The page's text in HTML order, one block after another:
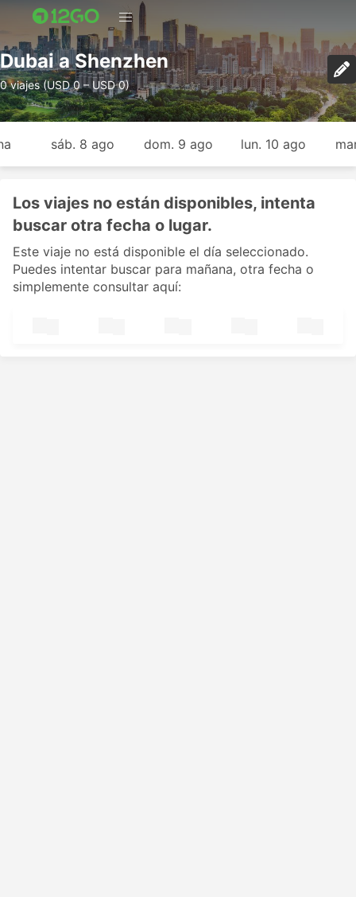
Dubai a Shenzhen
0 viajes (USD 0 – USD 0)
sáb. 8 ago dom. 9 ago lun. 10 ago
Los viajes no están disponibles, intenta
buscar otra fecha o lugar.
Este viaje no está disponible el día seleccionado.
Puedes intentar buscar para mañana, otra fecha o
simplemente consultar aquí: